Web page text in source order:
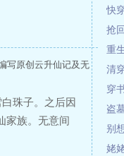
写原创云升仙记及无
珠子。之后因
家族。无意间